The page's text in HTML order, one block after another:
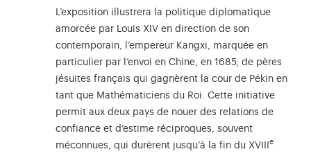
L’exposition illustrera la politique diplomatique
amorcée par Louis XIV en direction de son
contemporain, l’empereur Kangxi, marquée en
particulier par l’envoi en Chine, en 1685, de pères
jésuites français qui gagnèrent la cour de Pékin en
tant que Mathématiciens du Roi. Cette initiative
permit aux deux pays de nouer des relations de
confiance et d’estime réciproques, souvent
méconnues, qui durèrent jusqu’à la fin du XVIII
e